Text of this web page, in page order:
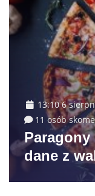
13:10 6
11 osób
dane z